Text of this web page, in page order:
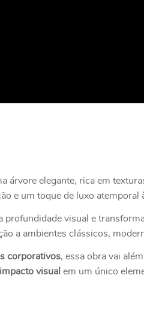
árvore elegante, rica em
e um toque de luxo atemporal
visual e
a ambientes clássicos,
corporativos, essa obra vai
visual em um único